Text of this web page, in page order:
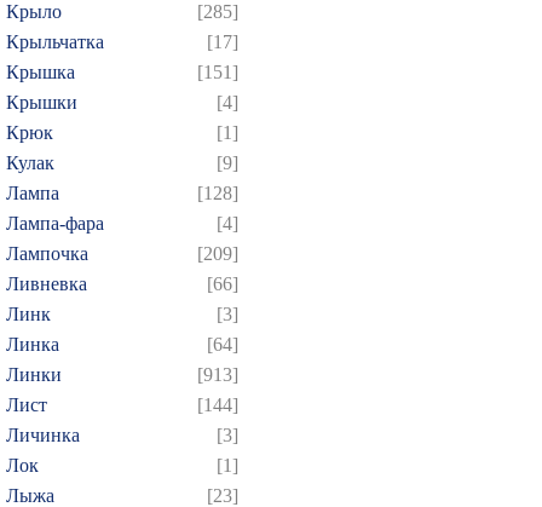
Крыло
[285]
Крыльчатка
[17]
Крышка
[151]
Крышки
[4]
Крюк
[1]
Кулак
[9]
Лампа
[128]
Лампа-фара
[4]
Лампочка
[209]
Ливневка
[66]
Линк
[3]
Линка
[64]
Линки
[913]
Лист
[144]
Личинка
[3]
Лок
[1]
Лыжа
[23]